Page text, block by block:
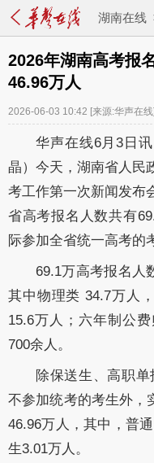
湖南在线
2026年湖南高考报
46.96万人
2026-06-03 10:42 [来源:华声在线]
华声在线6月3日
晶）今天，湖南省人民
考工作第一次新闻发布
省高考报名人数共有
际参加全省统一高考的
69.1万高考报名人
其中物理类 34.7万人
15.6万人；六年制公
700余人。
除保送生、高职
不参加统考的考生外，
46.96万人，其中，普
生3.01万人。